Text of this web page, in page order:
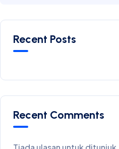
Recent Posts
Recent Comments